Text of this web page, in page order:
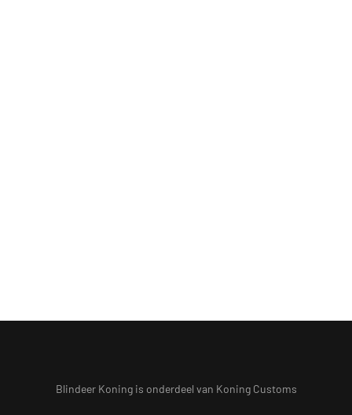
Blindeer Koning is onderdeel van Koning Customs